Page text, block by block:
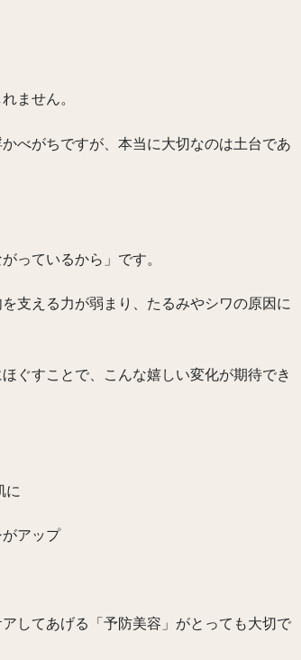
ません。
べがちですが、本当に大切なのは土台であ
っているから」です。
支える力が弱まり、たるみやシワの原因に
ぐすことで、こんな嬉しい変化が期待でき
に
アップ
してあげる「予防美容」がとっても大切で